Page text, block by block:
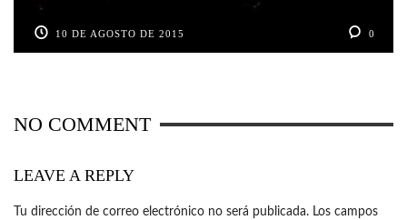
10 DE AGOSTO DE 2015 0
NO COMMENT
LEAVE A REPLY
Tu dirección de correo electrónico no será publicada. Los campos